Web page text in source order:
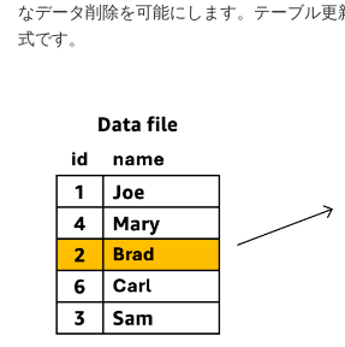
なデータ削除を可能にします。テーブル
式です。